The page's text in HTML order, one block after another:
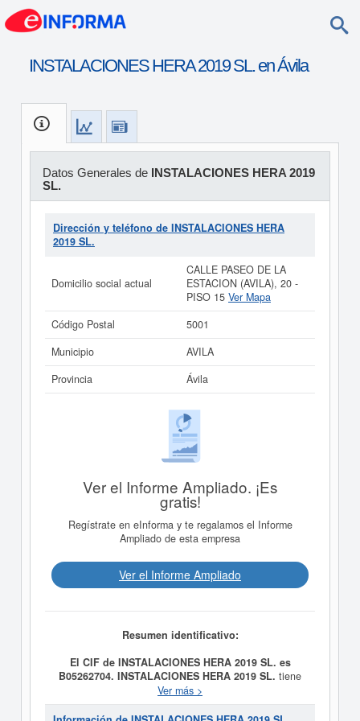
INSTALACIONES HERA 2019 SL. en Ávila
Datos Generales de INSTALACIONES HERA 2019
SL.
Dirección y teléfono de INSTALACIONES HERA
2019 SL.
Domicilio social actual
CALLE PASEO DE LA
ESTACION (AVILA), 20 -
PISO 15 Ver Mapa
Código Postal
5001
Municipio
AVILA
Provincia
Ávila
Ver el Informe Ampliado. ¡Es
gratis!
Regístrate en eInforma y te regalamos el Informe
Ampliado de esta empresa
Ver el Informe Ampliado
Resumen identificativo:
El CIF de INSTALACIONES HERA 2019 SL. es
B05262704. INSTALACIONES HERA 2019 SL. tiene
como fecha de creación el día 19/02/2019 y su meta es
-La instalación de fontanería y sistemas de calefacción y
aire acondicionado, incluidas las ampliaciones, las
Ver más >